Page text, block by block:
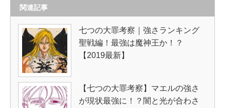
関連記事
七つの大罪考察｜強さランキング
聖戦編！最強は魔神王か！？
【2019最新】
【七つの大罪考察】マエルの強さ
が現状最強に！？闇と光が合わさ